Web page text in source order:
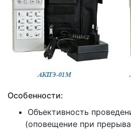
Особенности:
Объективность
(оповещение при